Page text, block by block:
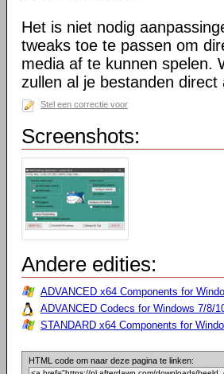
Het is niet nodig
tweaks toe te passen om
media af te kunnen spelen.
zullen al je bestanden
Stel een correctie voor
Screenshots:
Andere edities:
ADVANCED x64 Components for
ADVANCED Codecs for Windows 7/8/
STANDARD x64 Components for
HTML code om naar deze pagina te linken: